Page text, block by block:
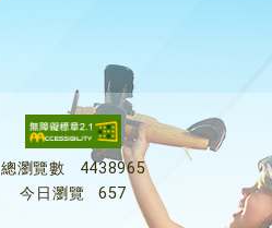
總瀏覽數
4438965
今日瀏覽
657